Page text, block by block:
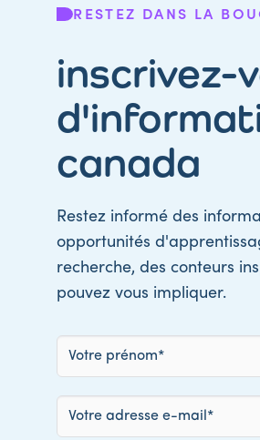
RESTEZ DANS LA
inscrivez-
canada
Restez informé des
opportunités
recherche, des conteurs
pouvez vous impliquer.